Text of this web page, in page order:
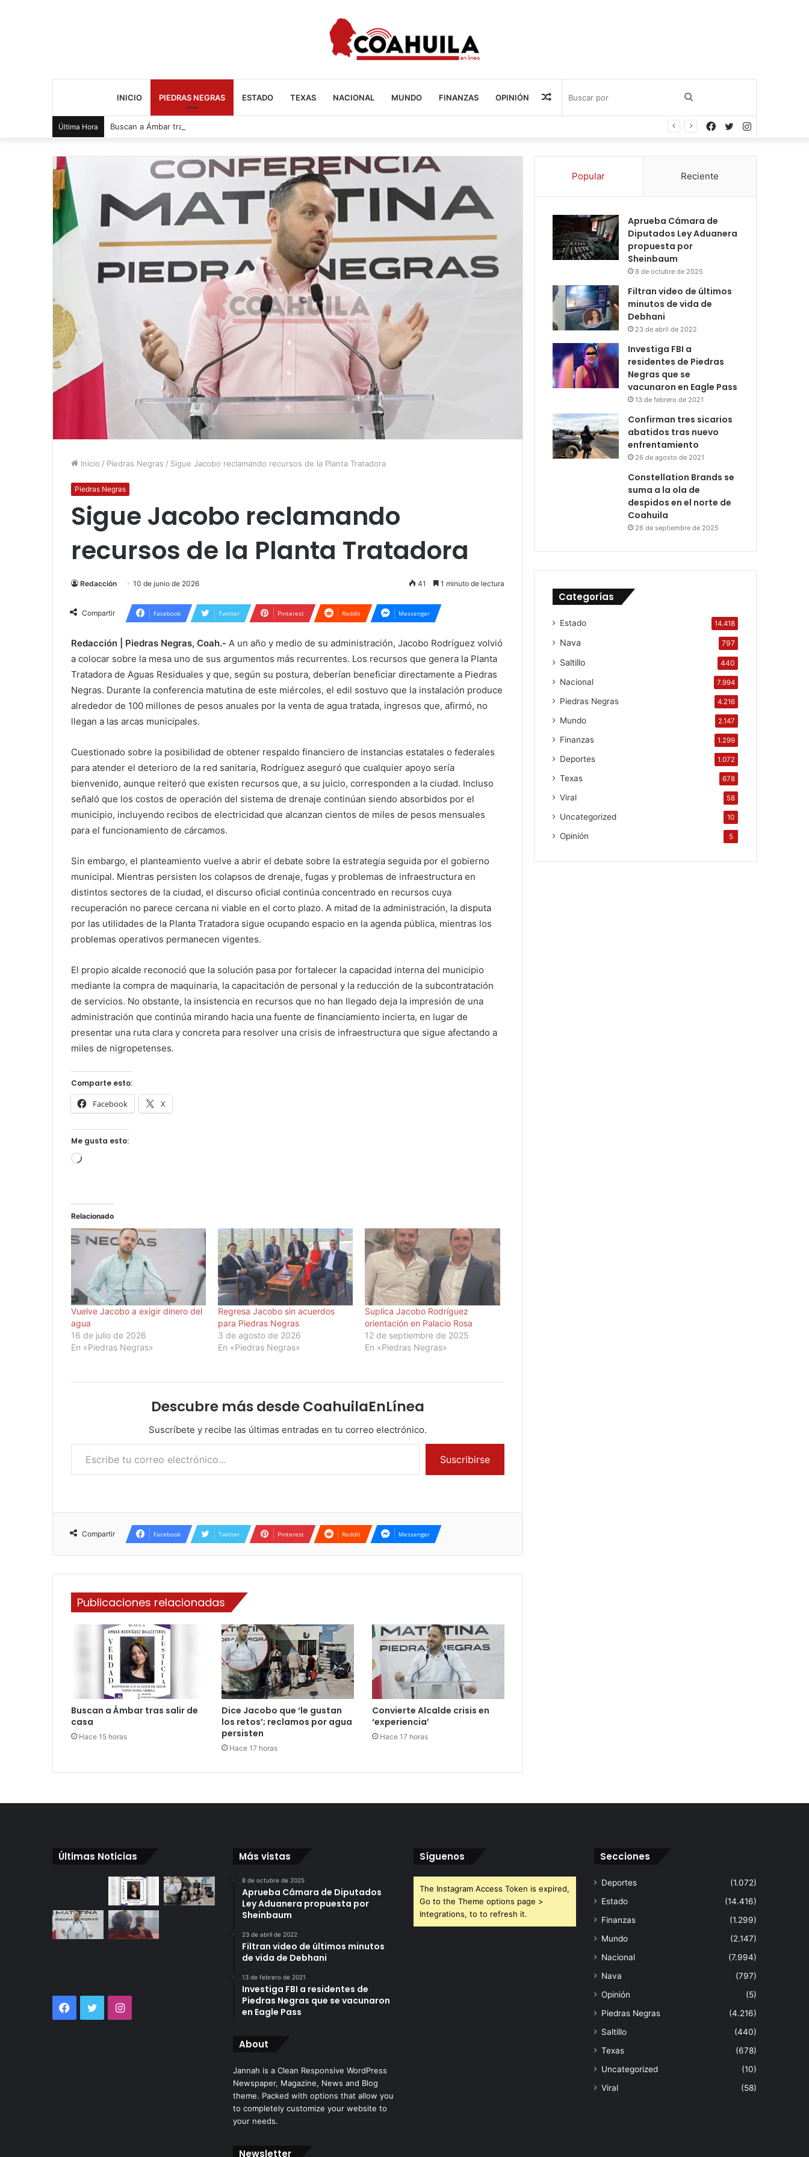
INICIO PIEDRAS NEGRAS ESTADO TEXAS NACIONAL MUNDO FINANZAS OPINIÓN
por
Publicación
Última Hora Buscan a Ámbar tras salir de casa Instagram
Twitter
Facebook
Inicio / Piedras Negras / Sigue Jacobo reclamando recursos de la Planta Tratadora
Piedras Negras
Sigue Jacobo reclamando
recursos de la Planta Tratadora
Redacción 10 de junio de 2026 41 1 minuto de lectura
Compartir Facebook Twitter Pinterest Reddit Messenger
Redacción | Piedras Negras, Coah.- A un año y medio de su administración, Jacobo Rodríguez volvió
a colocar sobre la mesa uno de sus argumentos más recurrentes. Los recursos que genera la Planta
Tratadora de Aguas Residuales y que, según su postura, deberían beneficiar directamente a Piedras
Negras. Durante la conferencia matutina de este miércoles, el edil sostuvo que la instalación produce
alrededor de 100 millones de pesos anuales por la venta de agua tratada, ingresos que, afirmó, no
llegan a las arcas municipales.
Cuestionado sobre la posibilidad de obtener respaldo financiero de instancias estatales o federales
para atender el deterioro de la red sanitaria, Rodríguez aseguró que cualquier apoyo sería
bienvenido, aunque reiteró que existen recursos que, a su juicio, corresponden a la ciudad. Incluso
señaló que los costos de operación del sistema de drenaje continúan siendo absorbidos por el
municipio, incluyendo recibos de electricidad que alcanzan cientos de miles de pesos mensuales
para el funcionamiento de cárcamos.
Sin embargo, el planteamiento vuelve a abrir el debate sobre la estrategia seguida por el gobierno
municipal. Mientras persisten los colapsos de drenaje, fugas y problemas de infraestructura en
distintos sectores de la ciudad, el discurso oficial continúa concentrado en recursos cuya
recuperación no parece cercana ni viable en el corto plazo. A mitad de la administración, la disputa
por las utilidades de la Planta Tratadora sigue ocupando espacio en la agenda pública, mientras los
problemas operativos permanecen vigentes.
El propio alcalde reconoció que la solución pasa por fortalecer la capacidad interna del municipio
mediante la compra de maquinaria, la capacitación de personal y la reducción de la subcontratación
de servicios. No obstante, la insistencia en recursos que no han llegado deja la impresión de una
administración que continúa mirando hacia una fuente de financiamiento incierta, en lugar de
presentar una ruta clara y concreta para resolver una crisis de infraestructura que sigue afectando a
miles de nigropetenses.
Comparte esto:
Facebook X
Me gusta esto:
Cargando...
Relacionado
Vuelve Jacobo a exigir dinero del
agua
16 de julio de 2026
En «Piedras Negras»
Regresa Jacobo sin acuerdos
para Piedras Negras
3 de agosto de 2026
En «Piedras Negras»
Suplica Jacobo Rodríguez
orientación en Palacio Rosa
12 de septiembre de 2025
En «Piedras Negras»
Descubre más desde CoahuilaEnLínea
Suscríbete y recibe las últimas entradas en tu correo electrónico.
Escribe tu correo electrónico…
Suscribirse
Compartir Facebook Twitter Pinterest Reddit Messenger
Publicaciones relacionadas
Buscan a Ámbar tras salir de
casa
Hace 15 horas
Dice Jacobo que ‘le gustan
los retos’; reclamos por agua
persisten
Hace 17 horas
Convierte Alcalde crisis en
‘experiencia’
Hace 17 horas
Popular Reciente
Aprueba Cámara de
Diputados Ley Aduanera
propuesta por
Sheinbaum
8 de octubre de 2025
Filtran video de últimos
minutos de vida de
Debhani
23 de abril de 2022
Investiga FBI a
residentes de Piedras
Negras que se
vacunaron en Eagle Pass
13 de febrero de 2021
Confirman tres sicarios
abatidos tras nuevo
enfrentamiento
26 de agosto de 2021
Constellation Brands se
suma a la ola de
despidos en el norte de
Coahuila
26 de septiembre de 2025
Categorías
Estado 14.418
Nava 797
Saltillo 440
Nacional 7.994
Piedras Negras 4.216
Mundo 2.147
Finanzas 1.299
Deportes 1.072
Texas 678
Viral 58
Uncategorized 10
Opinión 5
Últimas Noticias
Facebook
TwitterInstagram
Más vistas
8 de octubre de 2025
Aprueba Cámara de Diputados
Ley Aduanera propuesta por
Sheinbaum
23 de abril de 2022
Filtran video de últimos minutos
de vida de Debhani
13 de febrero de 2021
Investiga FBI a residentes de
Piedras Negras que se vacunaron
en Eagle Pass
About
Jannah is a Clean Responsive WordPress
Newspaper, Magazine, News and Blog
theme. Packed with options that allow you
to completely customize your website to
your needs.
Newsletter
Síguenos
The Instagram Access Token is expired,
Go to the Theme options page >
Integrations, to to refresh it.
Secciones
Deportes
(1.072)
Estado
(14.416)
Finanzas
(1.299)
Mundo
(2.147)
Nacional
(7.994)
Nava
(797)
Opinión
(5)
Piedras Negras
(4.216)
Saltillo
(440)
Texas
(678)
Uncategorized
(10)
Viral
(58)